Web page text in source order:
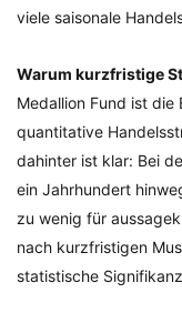
viele saisonale
Warum kurzfristige
Medallion Fund ist
quantitative
dahinter ist klar: Bei
ein Jahrhundert
zu wenig für
nach kurzfristigen
statistische